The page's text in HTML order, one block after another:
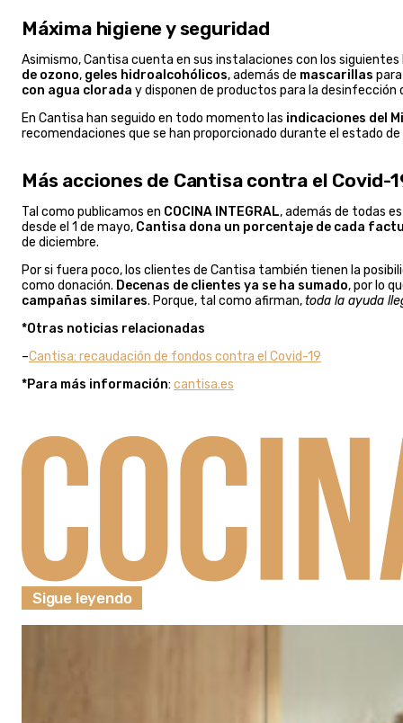
Máxima higiene y seguridad
Asimismo, Cantisa cuenta en sus instalaciones con los
de ozono, geles hidroalcohólicos, además de mascarillas
con agua clorada y disponen de productos para la desinfección
En Cantisa han seguido en todo momento las indicaciones del
recomendaciones que se han proporcionado durante el estado de
Más acciones de Cantisa contra el Covid-
Tal como publicamos en COCINA INTEGRAL, además de todas
desde el 1 de mayo, Cantisa dona un porcentaje de cada
de diciembre.
Por si fuera poco, los clientes de Cantisa también tienen la
como donación. Decenas de clientes ya se ha sumado, por lo
campañas similares. Porque, tal como afirman,toda la ayuda
*Otras noticias relacionadas
–Cantisa: recaudación de fondos contra el Covid-19
*Para más información: cantisa.es
Sigue leyendo